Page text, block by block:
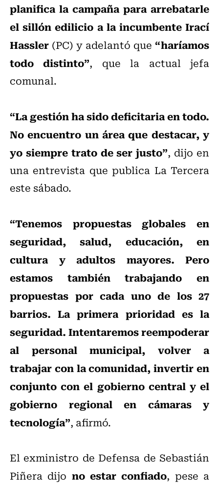
planifica la campaña para arrebatarle
el sillón edilicio a la incumbente Irací
Hassler (PC) y adelantó que “haríamos
todo distinto”, que la actual jefa
comunal.
“La gestión ha sido deficitaria en todo.
No encuentro un área que destacar, y
yo siempre trato de ser justo”, dijo en
una entrevista que publica La Tercera
este sábado.
“Tenemos propuestas globales en
seguridad, salud, educación, en
cultura y adultos mayores. Pero
estamos también trabajando en
propuestas por cada uno de los 27
barrios. La primera prioridad es la
seguridad. Intentaremos reempoderar
al personal municipal, volver a
trabajar con la comunidad, invertir en
conjunto con el gobierno central y el
gobierno regional en cámaras y
tecnología”, afirmó.
El exministro de Defensa de Sebastián
Piñera dijo no estar confiado, pese a